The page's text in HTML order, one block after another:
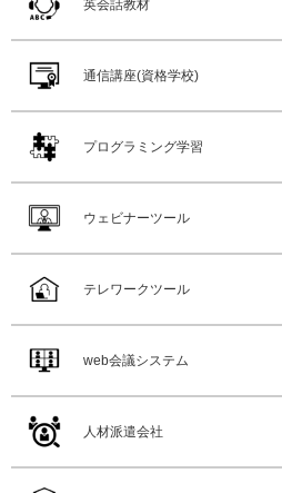
英会話教材
通信講座(資格学校)
プログラミング学習
ウェビナーツール
テレワークツール
web会議システム
人材派遣会社